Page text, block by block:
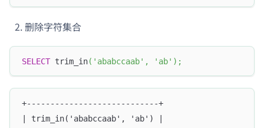
删除字符集合
SELECT trim_in( 'ababccaab' , 'ab' ) ;
+----------------------------+
| trim_in('ababccaab', 'ab') |